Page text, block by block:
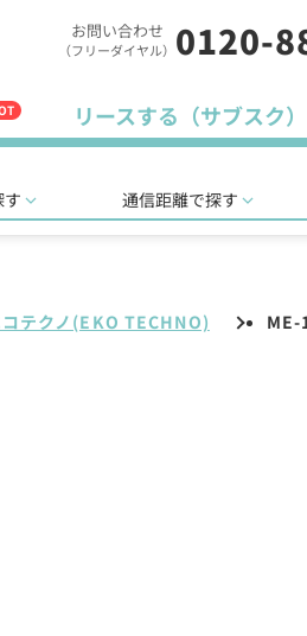
お問い合わせ
（フリーダイヤル） 0120-
リースする（サブスク）
す 通信距離で探す
テクノ(EKO TECHNO) ME-